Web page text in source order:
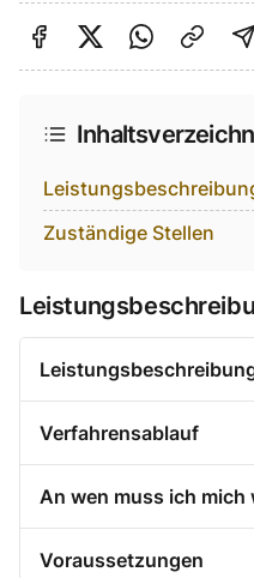
Auf Facebook
Auf Twitter
Per
Zuständige Stellen
Verfahrensablauf
An wen muss ich mich
Voraussetzungen